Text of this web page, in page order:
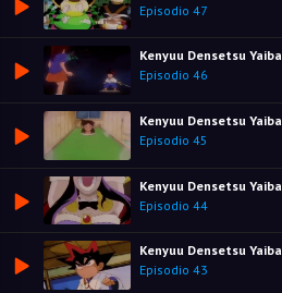
Episodio 47
Kenyuu Densetsu Yaiba
Episodio 46
Kenyuu Densetsu Yaiba
Episodio 45
Kenyuu Densetsu Yaiba
Episodio 44
Kenyuu Densetsu Yaiba
Episodio 43